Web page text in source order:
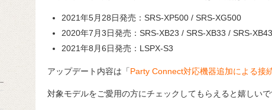
2021年5月28日発売：SRS-XP500 / SRS-XG500
2020年7月3日発売：SRS-XB23 / SRS-XB33 / SRS-XB43
2021年8月6日発売：LSPX-S3
アップデート内容は「Party Connect対応機器追加による接
対象モデルをご愛用の方にチェックしてもらえると嬉しい